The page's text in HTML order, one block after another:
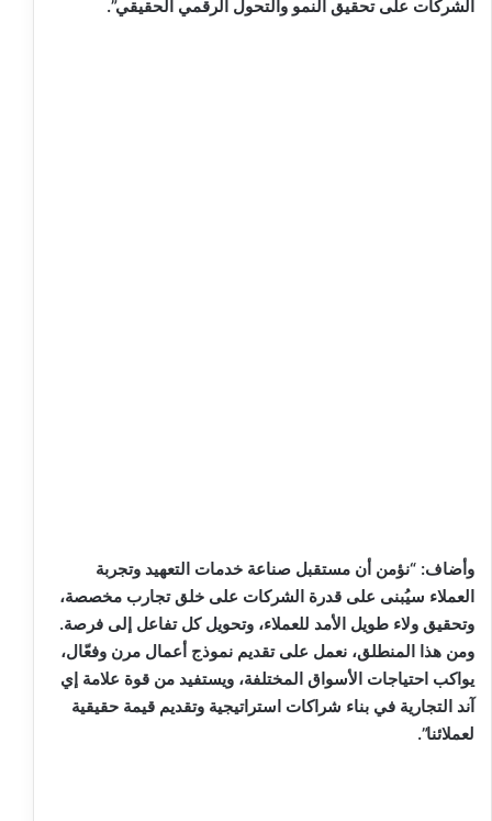
الشركات على تحقيق النمو والتحول الرقمي الحقيقي”.
وأضاف: “نؤمن أن مستقبل صناعة خدمات التعهيد وتجربة
العملاء سيُبنى على قدرة الشركات على خلق تجارب مخصصة،
وتحقيق ولاء طويل الأمد للعملاء، وتحويل كل تفاعل إلى فرصة.
ومن هذا المنطلق، نعمل على تقديم نموذج أعمال مرن وفعّال،
يواكب احتياجات الأسواق المختلفة، ويستفيد من قوة علامة إي
آند التجارية في بناء شراكات استراتيجية وتقديم قيمة حقيقية
لعملائنا”.